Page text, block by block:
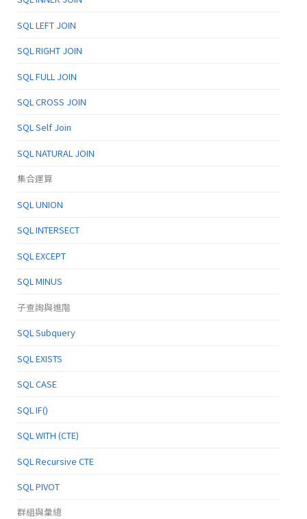
SQL LEFT JOIN
SQL RIGHT JOIN
SQL FULL JOIN
SQL CROSS JOIN
SQL Self Join
SQL NATURAL JOIN
集合運算
SQL UNION
SQL INTERSECT
SQL EXCEPT
SQL MINUS
子查詢與進階
SQL Subquery
SQL EXISTS
SQL CASE
SQL IF()
SQL WITH (CTE)
SQL Recursive CTE
SQL PIVOT
群組與彙總